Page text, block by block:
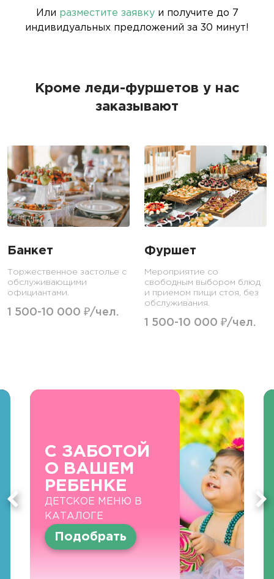
Или разместите заявкуи получите до 7
индивидуальных предложений за 30 минут!
Кроме леди-фуршетов у нас
заказывают
Банкет
Торжественное застолье с
обслуживающими
официантами.
1 500-10 000 ₽/чел.
Фуршет
Мероприятие со
свободным выбором блюд
и приемом пищи стоя, без
обслуживания.
1 500-10 000 ₽/чел.
С ЗАБОТОЙ
О ВАШЕМ
РЕБЕНКЕ
ДЕТСКОЕ МЕНЮ В
КАТАЛОГЕ
Подобрать